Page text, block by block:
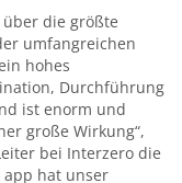
die größte
umfangreichen
hohes
Durchführung
ist enorm und
große Wirkung“,
bei Interzero die
app hat unser